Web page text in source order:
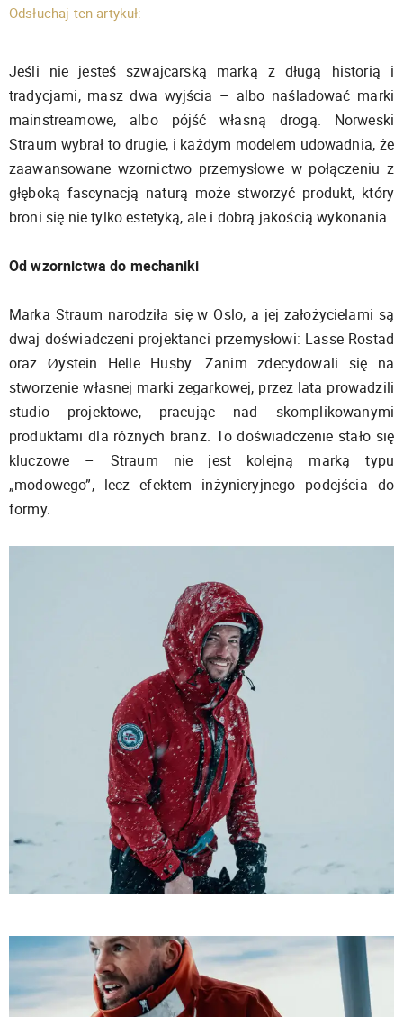
Odsłuchaj ten artykuł:
Jeśli nie jesteś szwajcarską marką z długą historią i
tradycjami, masz dwa wyjścia – albo naśladować marki
mainstreamowe, albo pójść własną drogą. Norweski
Straum wybrał to drugie, i każdym modelem udowadnia, że
zaawansowane wzornictwo przemysłowe w połączeniu z
głęboką fascynacją naturą może stworzyć produkt, który
broni się nie tylko estetyką, ale i dobrą jakością wykonania.
Od wzornictwa do mechaniki
Marka Straum narodziła się w Oslo, a jej założycielami są
dwaj doświadczeni projektanci przemysłowi: Lasse Rostad
oraz Øystein Helle Husby. Zanim zdecydowali się na
stworzenie własnej marki zegarkowej, przez lata prowadzili
studio projektowe, pracując nad skomplikowanymi
produktami dla różnych branż. To doświadczenie stało się
kluczowe – Straum nie jest kolejną marką typu
„modowego”, lecz efektem inżynieryjnego podejścia do
formy.